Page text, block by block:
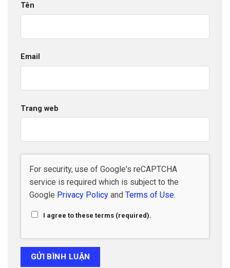
Tên
Email
Trang web
For security, use of Google's reCAPTCHA
service is required which is subject to the
Google Privacy Policy and Terms of Use.
I agree to these terms (required).